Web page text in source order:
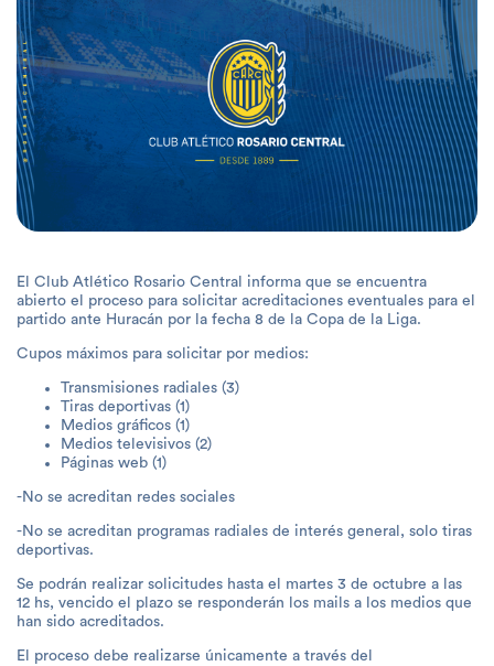
El Club Atlético Rosario Central informa que se encuentra
abierto el proceso para solicitar acreditaciones eventuales para el
partido ante Huracán por la fecha 8 de la Copa de la Liga.
Cupos máximos para solicitar por medios:
Transmisiones radiales (3)
Tiras deportivas (1)
Medios gráficos (1)
Medios televisivos (2)
Páginas web (1)
-No se acreditan redes sociales
-No se acreditan programas radiales de interés general, solo tiras
deportivas.
Se podrán realizar solicitudes hasta el martes 3 de octubre a las
12 hs, vencido el plazo se responderán los mails a los medios que
han sido acreditados.
El proceso debe realizarse únicamente a través del